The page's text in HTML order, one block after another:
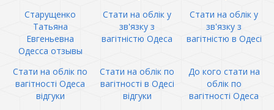
Старущенко
Татьяна
Евгеньевна
Одесса отзывы
Стати на облік у
зв'язку з
вагітністю Одеса
Стати на облік у
зв'язку з
вагітністю в Одесі
Стати на облік по
вагітності Одеса
відгуки
Стати на облік по
вагітності в Одесі
відгуки
До кого стати на
облік по
вагітності Одеса